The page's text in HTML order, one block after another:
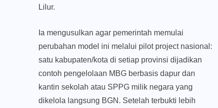
Lilur.
Ia mengusulkan agar pemerintah memulai
perubahan model ini melalui pilot project nasional:
satu kabupaten/kota di setiap provinsi dijadikan
contoh pengelolaan MBG berbasis dapur dan
kantin sekolah atau SPPG milik negara yang
dikelola langsung BGN. Setelah terbukti lebih